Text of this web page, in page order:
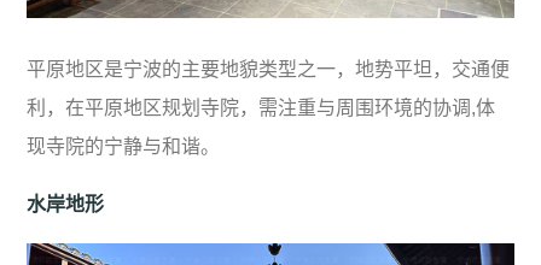
平原地区是宁波的主要地貌类型之一，地势平坦，交通便
利，在平原地区规划寺院，需注重与周围环境的协调,体
现寺院的宁静与和谐。
水岸地形